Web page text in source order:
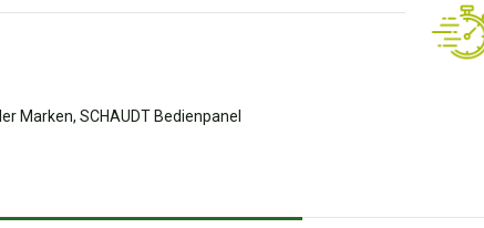
Marken, SCHAUDT Bedienpanel